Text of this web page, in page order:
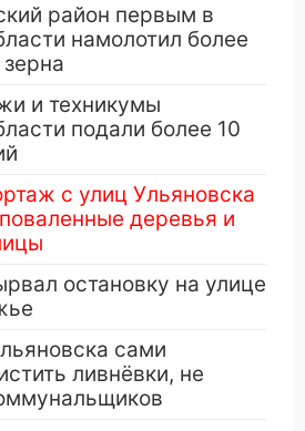
район первым в
намолотил более
и техникумы
подали более 10
с улиц Ульяновска
деревья и
остановку на улице
сами
ливнёвки, не